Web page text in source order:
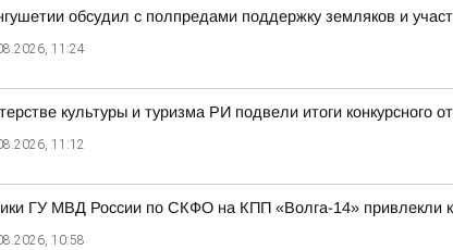
обсудил с полпредами поддержку земляков и
11:24
культуры и туризма РИ подвели итоги конкурсного
11:12
ГУ МВД России по СКФО на КПП «Волга-14» привлекли к
10:58